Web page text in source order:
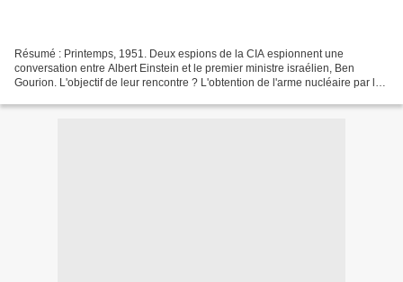
Résumé : Printemps, 1951. Deux espions de la CIA espionnent une
conversation entre Albert Einstein et le premier ministre israélien, Ben
Gourion. L'objectif de leur rencontre ? L'obtention de l'arme nucléaire par le